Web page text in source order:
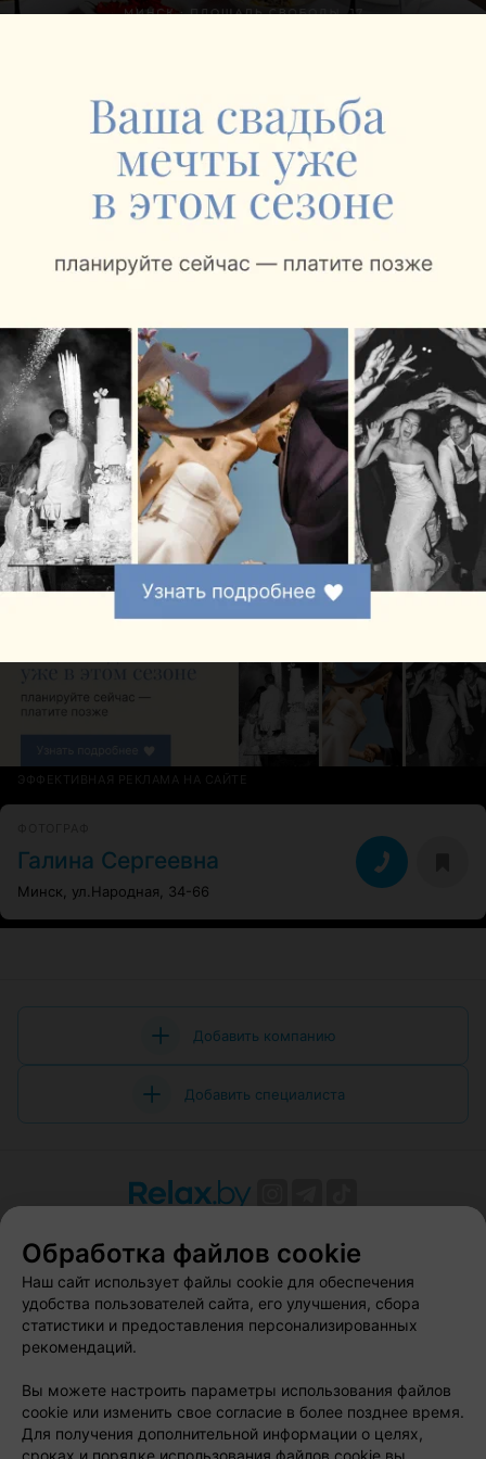
ЭФФЕКТИВНАЯ РЕКЛАМА НА САЙТЕ
ФОТОГРАФ
Yura Krasnov
Минск
СВАДЕБНЫЙ ФОТОГРАФ
Александр Карпович
ЭФФЕКТИВНАЯ РЕКЛАМА НА САЙТЕ
Галина Сергеевна
Минск, ул.Народная, 34-66
Добавить компанию
Добавить специалиста
Вакансии
Публичный договор
Способы оплаты
Публичный договор по использованию сервиса
«Афиша»
Пользовательское соглашение
Связаться по вопросам сотрудничества
Написать руководителю relax.by
Обработка файлов cookie
Наш сайт использует файлы cookie для обеспечения
удобства пользователей сайта, его улучшения, сбора
статистики и предоставления персонализированных
рекомендаций.
Вы можете настроить параметры использования файлов
cookie или изменить свое согласие в более позднее время.
Для получения дополнительной информации о целях,
сроках и порядке использования файлов cookie вы